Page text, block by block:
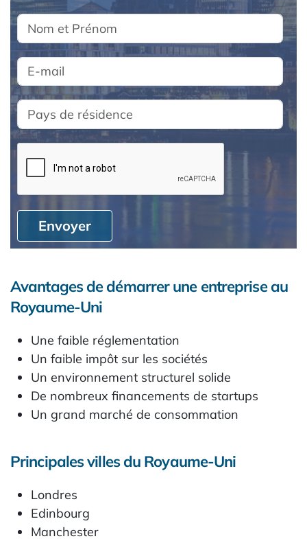
Envoyer
Avantages de démarrer une entreprise au
Royaume-Uni
Une faible réglementation
Un faible impôt sur les sociétés
Un environnement structurel solide
De nombreux financements de startups
Un grand marché de consommation
Principales villes du Royaume-Uni
Londres
Edinbourg
Manchester